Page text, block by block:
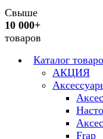
Свыше
10 000+
товаров
Каталог
АКЦИЯ
Frap